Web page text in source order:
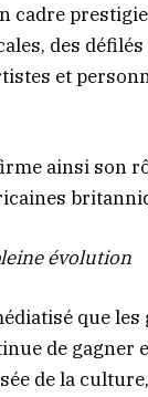
cadre
des
et
ainsi son
évolution
que
de gagner
de la